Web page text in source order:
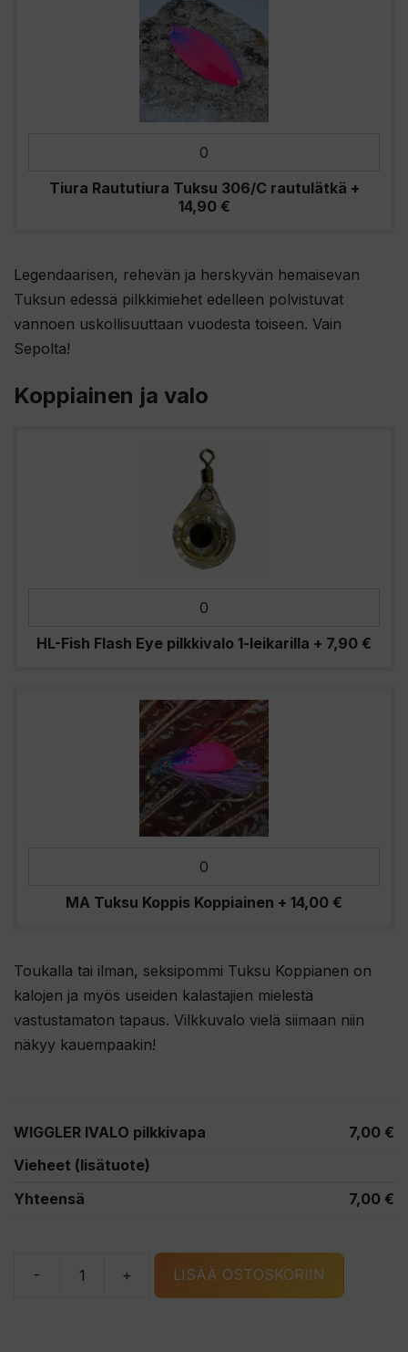
Tiura Raututiura Tuksu 306/C rautulätkä +
14,90 €
Legendaarisen, rehevän ja herskyvän hemaisevan
Tuksun edessä pilkkimiehet edelleen polvistuvat
vannoen uskollisuuttaan vuodesta toiseen. Vain
Sepolta!
Koppiainen ja valo
HL-Fish Flash Eye pilkkivalo 1-leikarilla + 7,90 €
MA Tuksu Koppis Koppiainen + 14,00 €
Toukalla tai ilman, seksipommi Tuksu Koppianen on
kalojen ja myös useiden kalastajien mielestä
vastustamaton tapaus. Vilkkuvalo vielä siimaan niin
näkyy kauempaakin!
WIGGLER IVALO pilkkivapa 7,00 €
Vieheet (lisätuote)
Yhteensä
7,00 €
-
WIGGLER
+ LISÄÄ OSTOSKORIIN